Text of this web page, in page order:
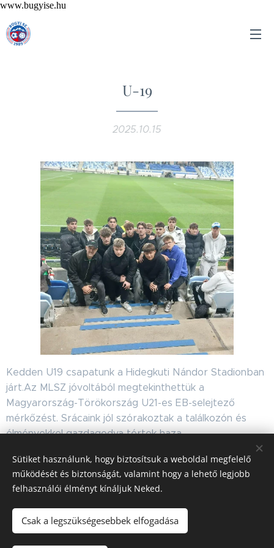
www.bugyise.hu
U-19
2025.10.15
Kedden U19 csapatunk a Hidegkuti Nándor Stadionban
járt.Az MLSZ jóvoltából megtekinthettük a
Magyarország-Törökország U21-es EB-selejtező
mérkőzést. Srácaink jól szórakoztak a találkozón és
élményekkel gazdagodva tértek haza.
Sütiket használunk, hogy biztosítsuk a weboldal megfelelő
működését és biztonságát, valamint hogy a lehető legjobb
felhasználói élményt kínáljuk Neked.
Csak a legszükségesebbek elfogadása